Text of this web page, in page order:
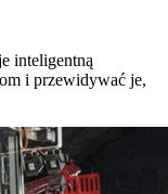
inteligentną
i przewidywać je,